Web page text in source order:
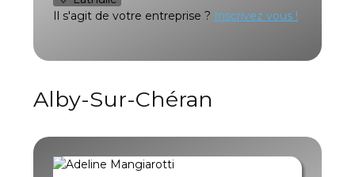
Il s'agit de votre entreprise ? Inscrivez vous !
Alby-Sur-Chéran